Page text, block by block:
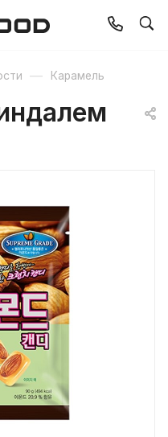
— Карамель